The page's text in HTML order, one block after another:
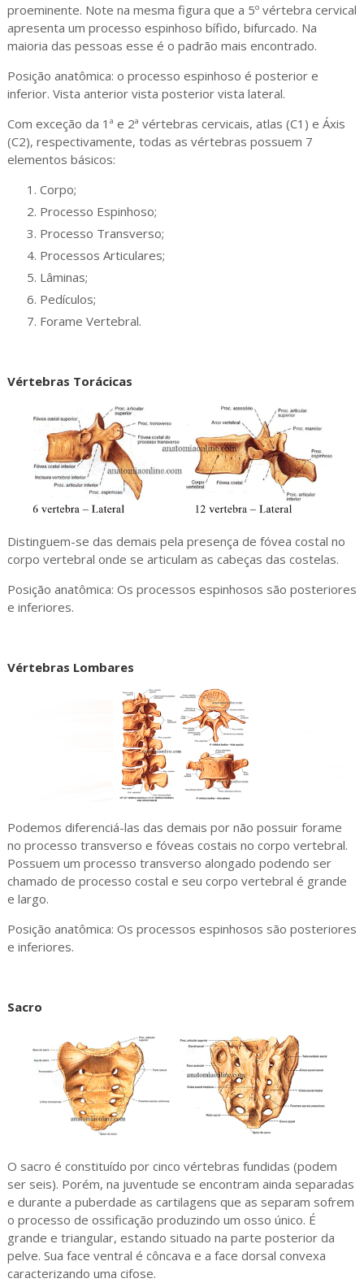
proeminente. Note na mesma figura que a 5º vértebra cervical
apresenta um processo espinhoso bífido, bifurcado. Na
maioria das pessoas esse é o padrão mais encontrado.
Posição anatômica: o processo espinhoso é posterior e
inferior. Vista anterior vista posterior vista lateral.
Com exceção da 1ª e 2ª vértebras cervicais, atlas (C1) e Áxis
(C2), respectivamente, todas as vértebras possuem 7
elementos básicos:
Corpo;
Processo Espinhoso;
Processo Transverso;
Processos Articulares;
Lâminas;
Pedículos;
Forame Vertebral.
Vértebras Torácicas
Distinguem-se das demais pela presença de fóvea costal no
corpo vertebral onde se articulam as cabeças das costelas.
Posição anatômica: Os processos espinhosos são posteriores
e inferiores.
Vértebras Lombares
Podemos diferenciá-las das demais por não possuir forame
no processo transverso e fóveas costais no corpo vertebral.
Possuem um processo transverso alongado podendo ser
chamado de processo costal e seu corpo vertebral é grande
e largo.
Posição anatômica: Os processos espinhosos são posteriores
e inferiores.
Sacro
O sacro é constituído por cinco vértebras fundidas (podem
ser seis). Porém, na juventude se encontram ainda separadas
e durante a puberdade as cartilagens que as separam sofrem
o processo de ossificação produzindo um osso único. É
grande e triangular, estando situado na parte posterior da
pelve. Sua face ventral é côncava e a face dorsal convexa
caracterizando uma cifose.